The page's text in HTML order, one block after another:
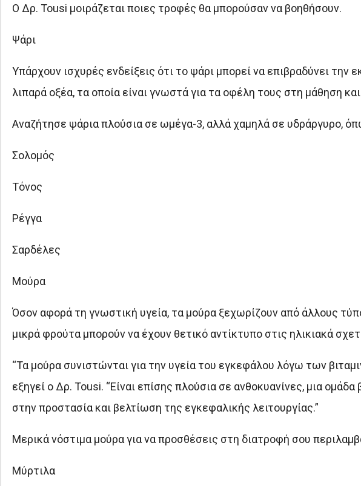
Ο Δρ. Tousi μοιράζεται ποιες τροφές θα μπορούσαν να βοηθήσουν.
Ψάρι
Υπάρχουν ισχυρές ενδείξεις ότι το ψάρι μπορεί να επιβραδύνει
λιπαρά οξέα, τα οποία είναι γνωστά για τα οφέλη τους στη μάθηση
Αναζήτησε ψάρια πλούσια σε ωμέγα-3, αλλά χαμηλά σε υδράργυρο,
Σολομός
Τόνος
Ρέγγα
Σαρδέλες
Μούρα
Όσον αφορά τη γνωστική υγεία, τα μούρα ξεχωρίζουν από άλλους
μικρά φρούτα μπορούν να έχουν θετικό αντίκτυπο στις ηλικιακά
“Τα μούρα συνιστώνται για την υγεία του εγκεφάλου λόγω των
εξηγεί ο Δρ. Tousi. “Είναι επίσης πλούσια σε ανθοκυανίνες, μια
στην προστασία και βελτίωση της εγκεφαλικής λειτουργίας.”
Μερικά νόστιμα μούρα για να προσθέσεις στη διατροφή σου
Μύρτιλα